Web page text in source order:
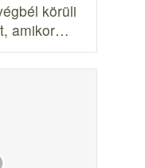
körüli
amikor…